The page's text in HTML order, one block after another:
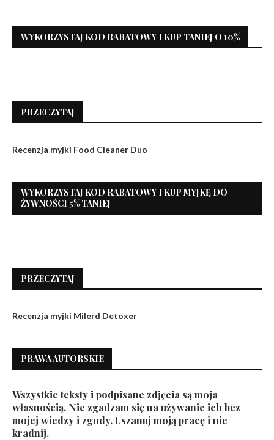
WYKORZYSTAJ KOD RABATOWY I KUP TANIEJ O 10%
PRZECZYTAJ
Recenzja myjki Food Cleaner Duo
WYKORZYSTAJ KOD RABATOWY I KUP MYJKĘ DO
ŻYWNOŚCI 5% TANIEJ
PRZECZYTAJ
Recenzja myjki Milerd Detoxer
PRAWA AUTORSKIE
Wszystkie teksty i podpisane zdjęcia są moja
własnością. Nie zgadzam się na używanie ich bez
mojej wiedzy i zgody. Uszanuj moją pracę i nie
kradnij.